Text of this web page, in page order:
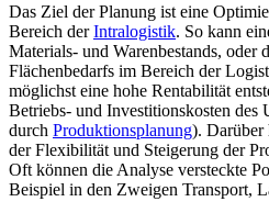
Das Ziel der Planung ist eine
Bereich derIntralogistik. So kann
Materials- und Warenbestands, oder
Flächenbedarfs im Bereich der
möglichst eine hohe Rentabilität
Betriebs- und Investitionskosten des
durch Produktionsplanung). Darüber
der Flexibilität und Steigerung der
Oft können die Analyse versteckte
Beispiel in den Zweigen Transport,